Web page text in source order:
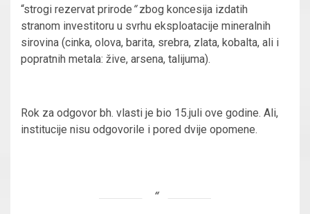
“strogi rezervat prirode “zbog koncesija izdatih
stranom investitoru u svrhu eksploatacije mineralnih
sirovina (cinka, olova, barita, srebra, zlata, kobalta, ali i
popratnih metala: žive, arsena, talijuma).
Rok za odgovor bh. vlasti je bio 15.juli ove godine. Ali,
institucije nisu odgovorile i pored dvije opomene.